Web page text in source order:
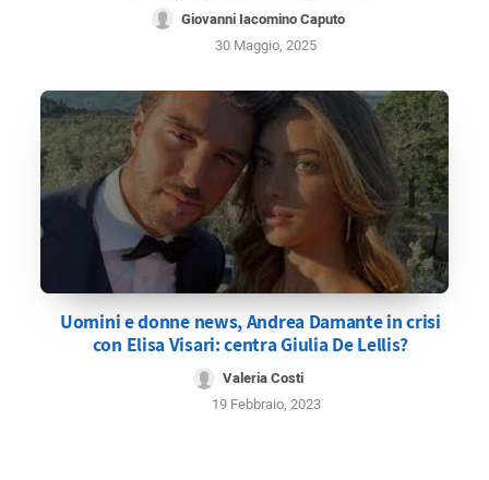
Giovanni Iacomino Caputo
30 Maggio, 2025
Uomini e donne news, Andrea Damante in crisi
con Elisa Visari: centra Giulia De Lellis?
Valeria Costi
19 Febbraio, 2023